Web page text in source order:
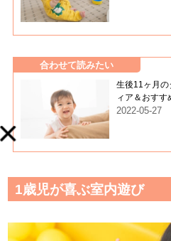
合わせて読みたい
生後11ヶ月
ィア＆おすす
2022-05-27
1歳児が喜ぶ室内遊び